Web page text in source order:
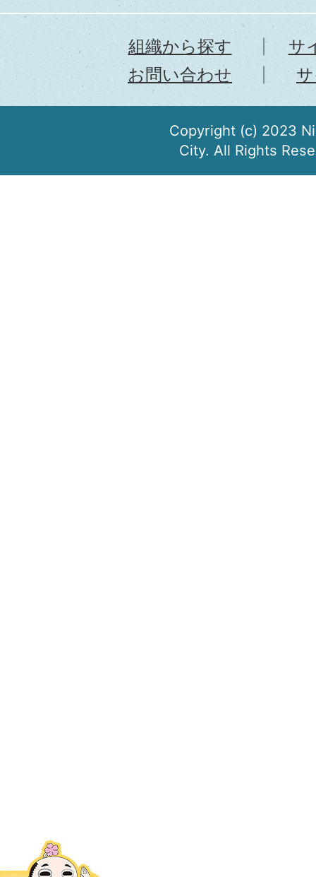
組織から探す
サ
お問い合わせ
Copyright (c) 2023
City. All Rights